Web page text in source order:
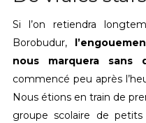
Si l’on retiendra
Borobudur,
nous marquera sans
commencé peu après
Nous étions en train de
groupe scolaire de